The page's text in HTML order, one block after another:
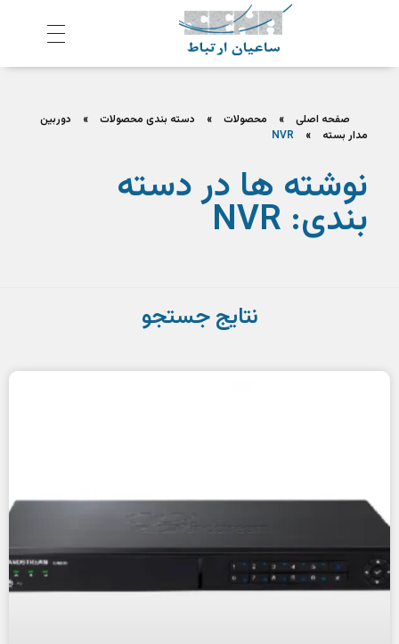
ش
رکت ساعیان ارتباط آینده پیشرو یکپارچگی و امنیت در ارتباط
صفحه اصلی » محصولات » دسته بندی محصولات »
دوربین
مدار بسته
»
NVR
نوشته ها در دسته
بندی: NVR
نتایج جستجو